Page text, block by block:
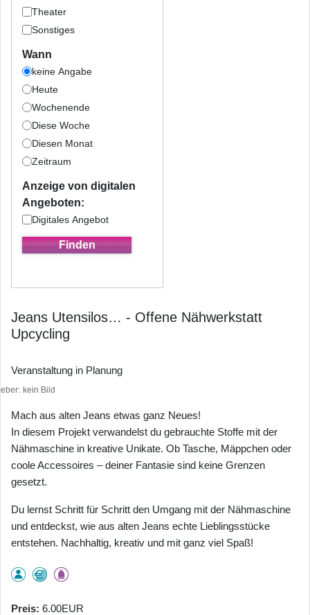
Theater
Sonstiges
Wann
keine Angabe
Heute
Wochenende
Diese Woche
Diesen Monat
Zeitraum
Anzeige von digitalen
Angeboten:
Digitales Angebot
Jeans Utensilos… - Offene Nähwerkstatt
Upcycling
Veranstaltung in Planung
kein Bild
Mach aus alten Jeans etwas ganz Neues!
In diesem Projekt verwandelst du gebrauchte Stoffe mit der
Nähmaschine in kreative Unikate. Ob Tasche, Mäppchen oder
coole Accessoires – deiner Fantasie sind keine Grenzen
gesetzt.
Du lernst Schritt für Schritt den Umgang mit der Nähmaschine
und entdeckst, wie aus alten Jeans echte Lieblingsstücke
entstehen. Nachhaltig, kreativ und mit ganz viel Spaß!
Preis 6.00EUR